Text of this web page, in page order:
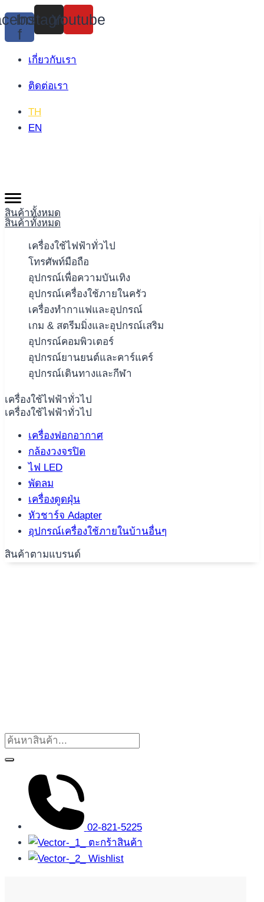
Skip
to
content
f
Instagram
Youtube
เกี่ยวกับเรา
ติดต่อเรา
TH
EN
สินค้าทั้งหมด
สินค้าทั้งหมด
เครื่องใช้ไฟฟ้าทั่วไป
โทรศัพท์มือถือ
อุปกรณ์เพื่อความบันเทิง
อุปกรณ์เครื่องใช้ภายในครัว
เครื่องทำกาแฟและอุปกรณ์
เกม & สตรีมมิ่งและอุปกรณ์เสริม
อุปกรณ์คอมพิวเตอร์
อุปกรณ์ยานยนต์และคาร์แคร์
อุปกรณ์เดินทางและกีฬา
เครื่องใช้ไฟฟ้าทั่วไป
เครื่องใช้ไฟฟ้าทั่วไป
เครื่องฟอกอากาศ
กล้องวงจรปิด
ไฟ LED
พัดลม
เครื่องดูดฝุ่น
หัวชาร์จ Adapter
อุปกรณ์เครื่องใช้ภายในบ้านอื่นๆ
สินค้าตามแบรนด์
02-821-5225
ตะกร้าสินค้า
Wishlist